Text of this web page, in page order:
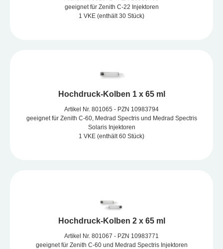
geeignet für Zenith C-22 Injektoren
1 VKE (enthält 30 Stück)
Hochdruck-Kolben 1 x 65 ml
Artikel Nr. 801065 - PZN 10983794
geeignet für Zenith C-60, Medrad Spectris und Medrad Spectris
Solaris Injektoren
1 VKE (enthält 60 Stück)
Hochdruck-Kolben 2 x 65 ml
Artikel Nr. 801067 - PZN 10983771
geeignet für Zenith C-60 und Medrad Spectris Injektoren